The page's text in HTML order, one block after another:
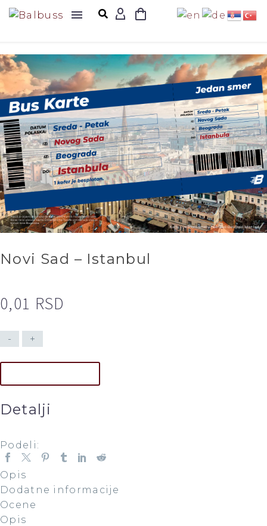
Novi Sad – Istanbul
0,01 RSD
- +
Detalji
Podeli:
Opis
Dodatne informacije
Ocene
Opis